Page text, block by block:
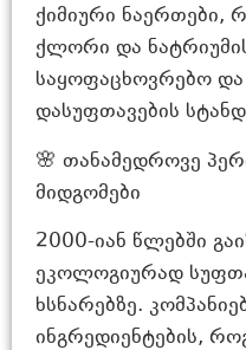
ქიმიური ნაერთები,
ქლორი და
საყოფაცხოვრებო
დასუფთავების
🌸 თანამედროვე
მიდგომები
2000-იან წლებში
ეკოლოგიურად
ხსნარებზე.
ინგრედიენტების,